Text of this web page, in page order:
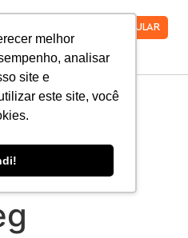
melhor
analisar
site e
este site, você
VESTIBULAR
a-
bom-